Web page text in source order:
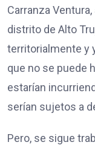
Carranza
distrito de Alto
territorialmente y
que no se puede
estarían
serían sujetos a
Pero, se sigue